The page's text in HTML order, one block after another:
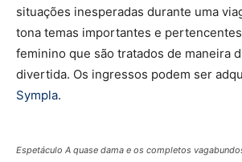
situações inesperadas durante uma
tona temas importantes e
feminino que são tratados de maneira
divertida. Os ingressos podem ser
Sympla.
Espetáculo A quase dama e os completos